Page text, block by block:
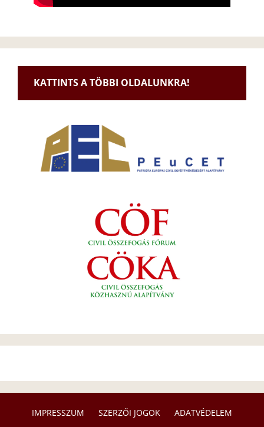
KATTINTS A TÖBBI OLDALUNKRA!
IMPRESSZUM SZERZŐI JOGOK ADATVÉDELEM